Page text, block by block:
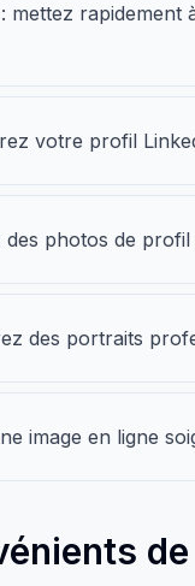
mettez
votre profil
photos de
des portraits
image en ligne